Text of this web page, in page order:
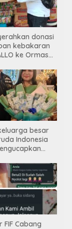
donasi
kebakaran
ke Ormas
BERSATU
besar
Indonesia
ketua umum
Sumarni).
FIF Cabang